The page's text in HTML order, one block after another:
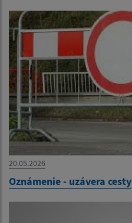
20.05.2026
Oznámenie - uzávera cesty